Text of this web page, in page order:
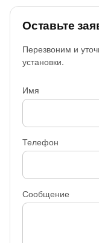
Оставьте
Перезвоним и
установки.
Имя
Телефон
Сообщение